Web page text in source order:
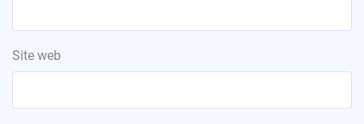
Site web